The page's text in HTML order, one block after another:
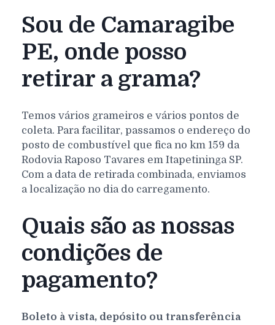
Sou de Camaragibe
PE, onde posso
retirar a grama?
Temos vários grameiros e vários pontos de
coleta. Para facilitar, passamos o endereço do
posto de combustível que fica no km 159 da
Rodovia Raposo Tavares em Itapetininga SP.
Com a data de retirada combinada, enviamos
a localização no dia do carregamento.
Quais são as nossas
condições de
pagamento?
Boleto à vista, depósito ou transferência